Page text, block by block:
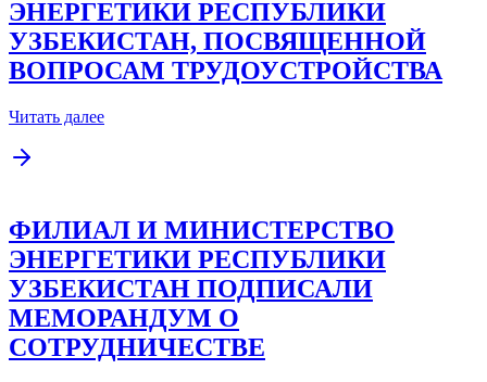
ЭНЕРГЕТИКИ РЕСПУБЛИКИ
УЗБЕКИСТАН, ПОСВЯЩЕННОЙ
ВОПРОСАМ ТРУДОУСТРОЙСТВА
Читать далее
ФИЛИАЛ И МИНИСТЕРСТВО
ЭНЕРГЕТИКИ РЕСПУБЛИКИ
УЗБЕКИСТАН ПОДПИСАЛИ
МЕМОРАНДУМ О
СОТРУДНИЧЕСТВЕ